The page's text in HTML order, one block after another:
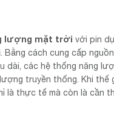
lượng mặt trời với pin
cách cung cấp
dài, các hệ thống năng
truyền thống. Khi
thực tế mà còn là cần